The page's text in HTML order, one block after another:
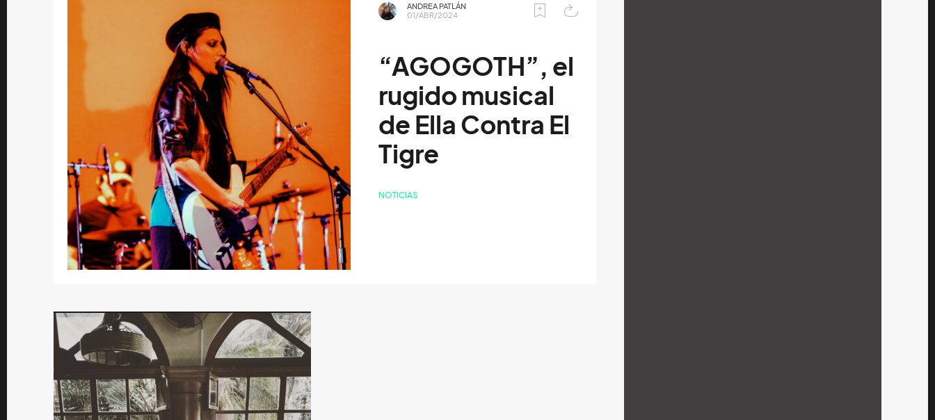
ANDREA PATLÁN
01/ABR/2024
“AGOGOTH”, el
rugido musical
de Ella Contra El
Tigre
NOTICIAS